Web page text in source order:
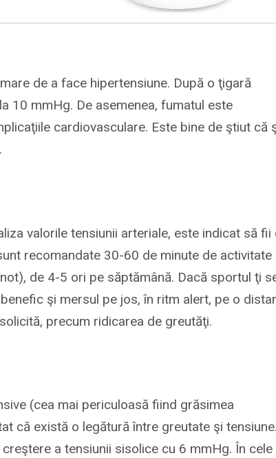
de a face hipertensiune. După o ţigară
10 mmHg. De asemenea, fumatul este
cardiovasculare. Este bine de ştiut că
valorile tensiunii arteriale, este indicat să fii
recomandate 30-60 de minute de activitate
de 4-5 ori pe săptămână. Dacă sportul ţi
şi mersul pe jos, în ritm alert, pe o
precum ridicarea de greutăţi.
(cea mai periculoasă fiind grăsimea
că există o legătură între greutate şi
a tensiunii sisolice cu 6 mmHg. În cele